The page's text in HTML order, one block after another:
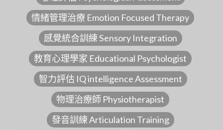
情緒管理治療 Emotion Focused Therapy
感覺統合訓練 Sensory Integration
教育心理學家 Educational Psychologist
智力評估 IQ intelligence Assessment
物理治療師 Physiotherapist
發音訓練 Articulation Training